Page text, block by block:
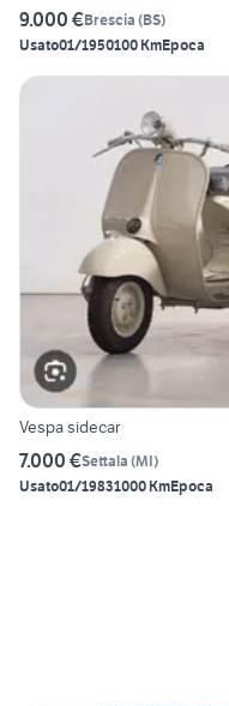
9.000 €Brescia (BS)
Usato01/1950100 KmEpoca
Vespa sidecar
7.000 €Settala (MI)
Usato01/19831000 KmEpoca